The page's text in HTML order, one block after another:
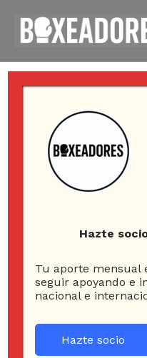
HolmesHazte
Tu aporte mensual
seguir apoyando e
nacional e
Hazte socio